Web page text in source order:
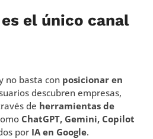
el único canal
no basta con posicionar en
descubren empresas,
de herramientas de
ChatGPT, Gemini, Copilot
por IA en Google.